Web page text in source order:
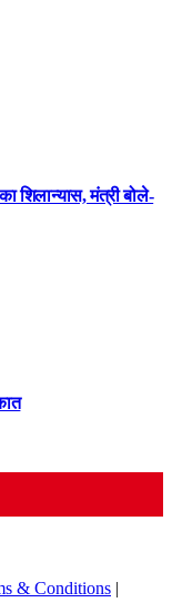
शिलान्यास, मंत्री बोले-
& Conditions |